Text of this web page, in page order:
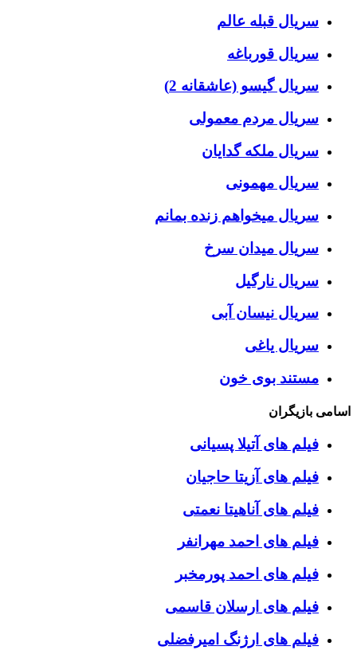
سریال قبله عالم
سریال قورباغه
سریال گیسو (عاشقانه 2)
سریال مردم معمولی
سریال ملکه گدایان
سریال مهمونی
سریال میخواهم زنده بمانم
سریال میدان سرخ
سریال نارگیل
سریال نیسان آبی
سریال یاغی
مستند بوی خون
اسامی بازیگران
فیلم های آتیلا پسیانی
فیلم های آزیتا حاجیان
فیلم های آناهیتا نعمتی
فیلم های احمد مهرانفر
فیلم های احمد پورمخبر
فیلم های ارسلان قاسمی
فیلم های ارژنگ امیرفضلی